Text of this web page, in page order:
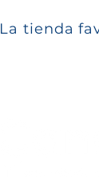
La tienda